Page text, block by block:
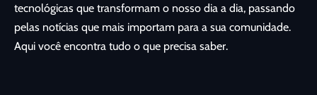
tecnológicas que transformam o nosso dia a dia, passando
pelas notícias que mais importam para a sua comunidade.
Aqui você encontra tudo o que precisa saber.